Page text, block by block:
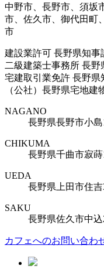
中野市、長野市、須坂
市、佐久市、御代田町
市
建設業許可 長野県知事
二級建築士事務所 長野
宅建取引業免許 長野
（公社）長野県宅地建
NAGANO
長野県長野市小島
CHIKUMA
長野県千曲市寂蒔
UEDA
長野県上田市住吉
SAKU
長野県佐久市中込
カフェへのお問い合わ